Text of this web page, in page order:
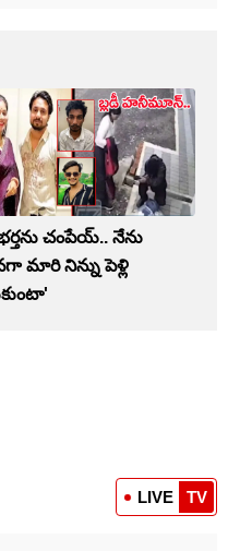
చంపేయ్‌.. నేను
మారి నిన్ను పెళ్లి
LIVE TV